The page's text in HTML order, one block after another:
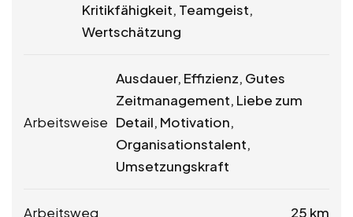
Kritikfähigkeit, Teamgeist,
Wertschätzung
Arbeitsweise
Ausdauer, Effizienz, Gutes
Zeitmanagement, Liebe zum
Detail, Motivation,
Organisationstalent,
Umsetzungskraft
Arbeitsweg 25 km